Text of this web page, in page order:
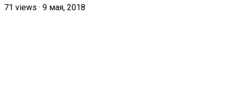
71 views · 9 мая, 2018